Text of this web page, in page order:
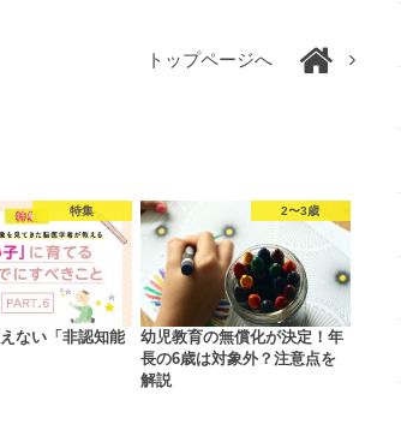
トップページへ
特集
ない「非認知能
2〜3歳
幼児教育の無償化が決定！年
長の6歳は対象外？注意点を
解説